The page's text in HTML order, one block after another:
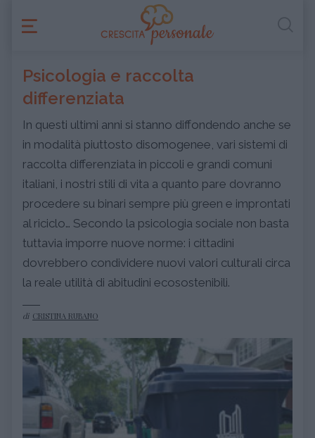
Psicologia e raccolta
differenziata
In questi ultimi anni si stanno diffondendo anche se
in modalità piuttosto disomogenee, vari sistemi di
raccolta differenziata in piccoli e grandi comuni
italiani, i nostri stili di vita a quanto pare dovranno
procedere su binari sempre più green e improntati
al riciclo… Secondo la psicologia sociale non basta
tuttavia imporre nuove norme: i cittadini
dovrebbero condividere nuovi valori culturali circa
la reale utilità di abitudini ecosostenibili.
di CRISTINA RUBANO